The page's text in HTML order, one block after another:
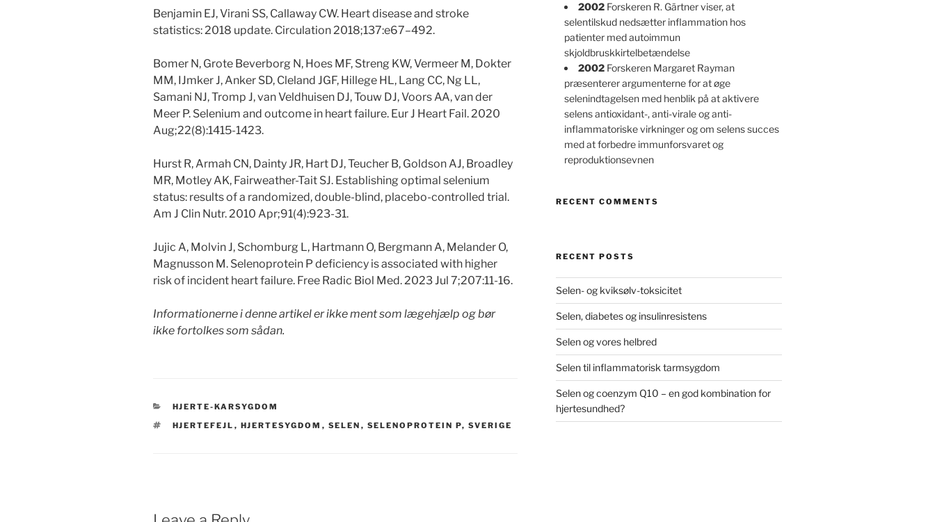
Benjamin EJ, Virani SS, Callaway CW. Heart disease and stroke
statistics: 2018 update. Circulation 2018;137:e67–492.
Bomer N, Grote Beverborg N, Hoes MF, Streng KW, Vermeer M, Dokter
MM, IJmker J, Anker SD, Cleland JGF, Hillege HL, Lang CC, Ng LL,
Samani NJ, Tromp J, van Veldhuisen DJ, Touw DJ, Voors AA, van der
Meer P. Selenium and outcome in heart failure. Eur J Heart Fail. 2020
Aug;22(8):1415-1423.
Hurst R, Armah CN, Dainty JR, Hart DJ, Teucher B, Goldson AJ, Broadley
MR, Motley AK, Fairweather-Tait SJ. Establishing optimal selenium
status: results of a randomized, double-blind, placebo-controlled trial.
Am J Clin Nutr. 2010 Apr;91(4):923-31.
Jujic A, Molvin J, Schomburg L, Hartmann O, Bergmann A, Melander O,
Magnusson M. Selenoprotein P deficiency is associated with higher
risk of incident heart failure. Free Radic Biol Med. 2023 Jul 7;207:11-16.
Informationerne i denne artikel er ikke ment som lægehjælp og bør
ikke fortolkes som sådan.
CATEGORIES
HJERTE-KARSYGDOM
TAGS
HJERTEFEJL , HJERTESYGDOM , SELEN , SELENOPROTEIN P, SVERIGE
2002Forskeren R. Gärtner viser, at
selentilskud nedsætter inflammation hos
patienter med autoimmun
skjoldbruskkirtelbetændelse
2002Forskeren Margaret Rayman
præsenterer argumenterne for at øge
selenindtagelsen med henblik på at aktivere
selens antioxidant-, anti-virale og anti-
inflammatoriske virkninger og om selens succes
med at forbedre immunforsvaret og
reproduktionsevnen
RECENT COMMENTS
RECENT POSTS
Selen- og kviksølv-toksicitet
Selen, diabetes og insulinresistens
Selen og vores helbred
Selen til inflammatorisk tarmsygdom
Selen og coenzym Q10 – en god kombination for
hjertesundhed?